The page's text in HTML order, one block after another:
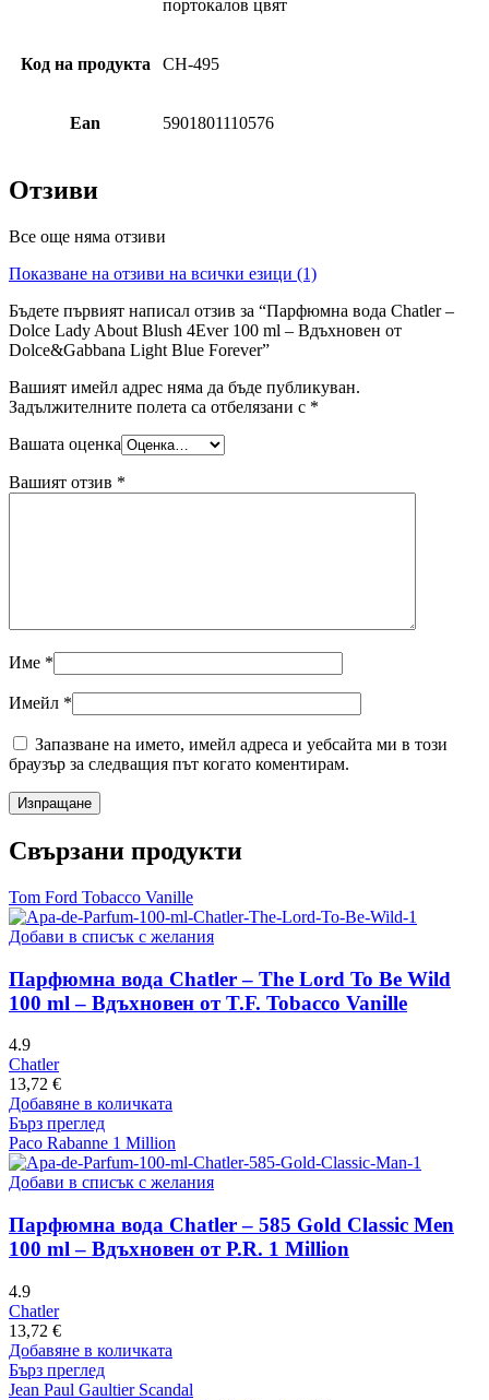
портокалов цвят
Код на продукта CH-495
Ean 5901801110576
Отзиви
Все още няма отзиви
Показване на отзиви на всички езици (1)
Бъдете първият написал отзив за “Парфюмна вода Chatler –
Dolce Lady About Blush 4Ever 100 ml – Вдъхновен от
Dolce&Gabbana Light Blue Forever”
Вашият имейл адрес няма да бъде публикуван.
Задължителните полета са отбелязани с *
Вашата оценка
Вашият отзив *
Име *
Имейл *
Запазване на името, имейл адреса и уебсайта ми в този
браузър за следващия път когато коментирам.
Свързани продукти
Tom Ford Tobacco Vanille
Добави в списък с желания
Парфюмна вода Chatler – The Lord To Be Wild
100 ml – Вдъхновен от T.F. Tobacco Vanille
4.9
Chatler
13,72 €
Добавяне в количката
Бърз преглед
Paco Rabanne 1 Million
Добави в списък с желания
Парфюмна вода Chatler – 585 Gold Classic Men
100 ml – Вдъхновен от P.R. 1 Million
4.9
Chatler
13,72 €
Добавяне в количката
Бърз преглед
Jean Paul Gaultier Scandal